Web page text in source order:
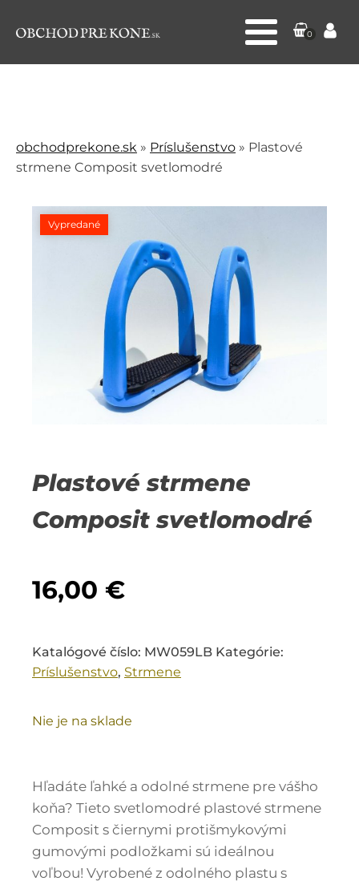
0
obchodprekone.sk » Príslušenstvo » Plastové
strmene Composit svetlomodré
Vypredané
Plastové strmene
Composit svetlomodré
16,00 €
Katalógové číslo: MW059LB Kategórie:
Príslušenstvo, Strmene
Nie je na sklade
Hľadáte ľahké a odolné strmene pre vášho
koňa? Tieto svetlomodré plastové strmene
Composit s čiernymi protišmykovými
gumovými podložkami sú ideálnou
voľbou! Vyrobené z odolného plastu s